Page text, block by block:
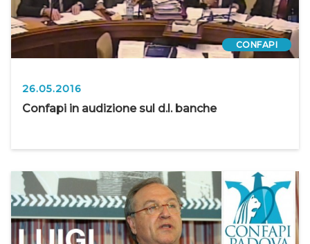
CONFAPI
26.05.2016
Confapi in audizione sul d.l. banche